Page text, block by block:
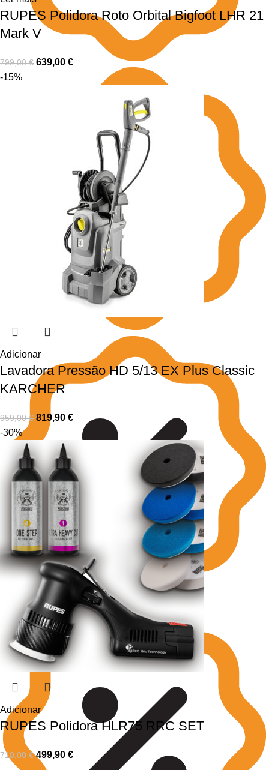
RUPES Polidora Roto Orbital Bigfoot LHR 21
Mark V
799,00€ 639,00 €
-15%
Adicionar
Lavadora Pressão HD 5/13 EX Plus Classic
KARCHER
959,00€ 819,90 €
-30%
Adicionar
RUPES Polidora HLR75 RRC SET
710,00€ 499,90 €